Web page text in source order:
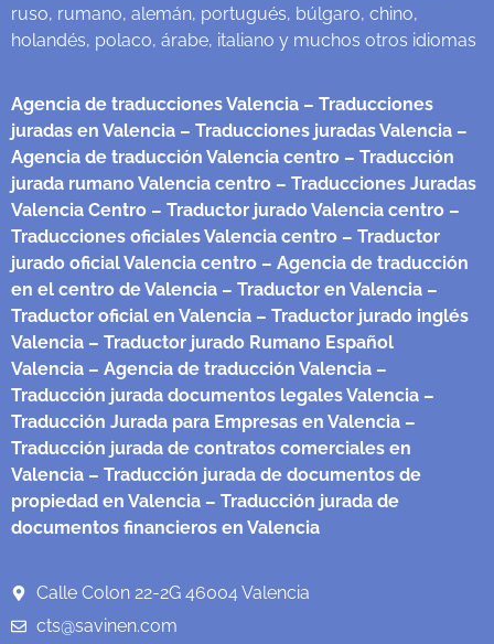
ruso, rumano, alemán, portugués, búlgaro, chino,
holandés, polaco, árabe, italiano y muchos otros idiomas
Agencia de traducciones Valencia – Traducciones
juradas en Valencia – Traducciones juradas Valencia –
Agencia de traducción Valencia centro – Traducción
jurada rumano Valencia centro – Traducciones Juradas
Valencia Centro – Traductor jurado Valencia centro –
Traducciones oficiales Valencia centro – Traductor
jurado oficial Valencia centro – Agencia de traducción
en el centro de Valencia – Traductor en Valencia –
Traductor oficial en Valencia – Traductor jurado inglés
Valencia – Traductor jurado Rumano Español
Valencia – Agencia de traducción Valencia –
Traducción jurada documentos legales Valencia –
Traducción Jurada para Empresas en Valencia –
Traducción jurada de contratos comerciales en
Valencia – Traducción jurada de documentos de
propiedad en Valencia – Traducción jurada de
documentos financieros en Valencia
Calle Colon 22-2G 46004 Valencia
cts@savinen.com